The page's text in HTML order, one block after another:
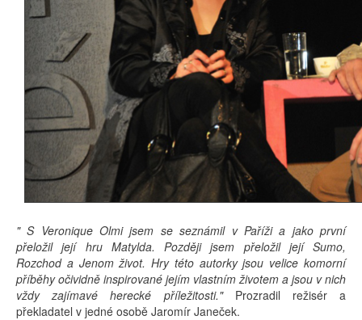
" S Veronique Olmi jsem se seznámil v Paříži a jako první
přeložil její hru Matylda. Později jsem přeložil její Sumo,
Rozchod a Jenom život. Hry této autorky jsou velice komorní
příběhy očividně inspirované jejím vlastním životem a jsou v nich
vždy zajímavé herecké příležitosti." Prozradil režisér a
překladatel v jedné osobě Jaromír Janeček.